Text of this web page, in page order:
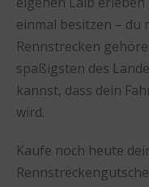
einmal besitzen – du
Rennstrecken
spaßigsten des
kannst, dass dein
wird.
Kaufe noch heute